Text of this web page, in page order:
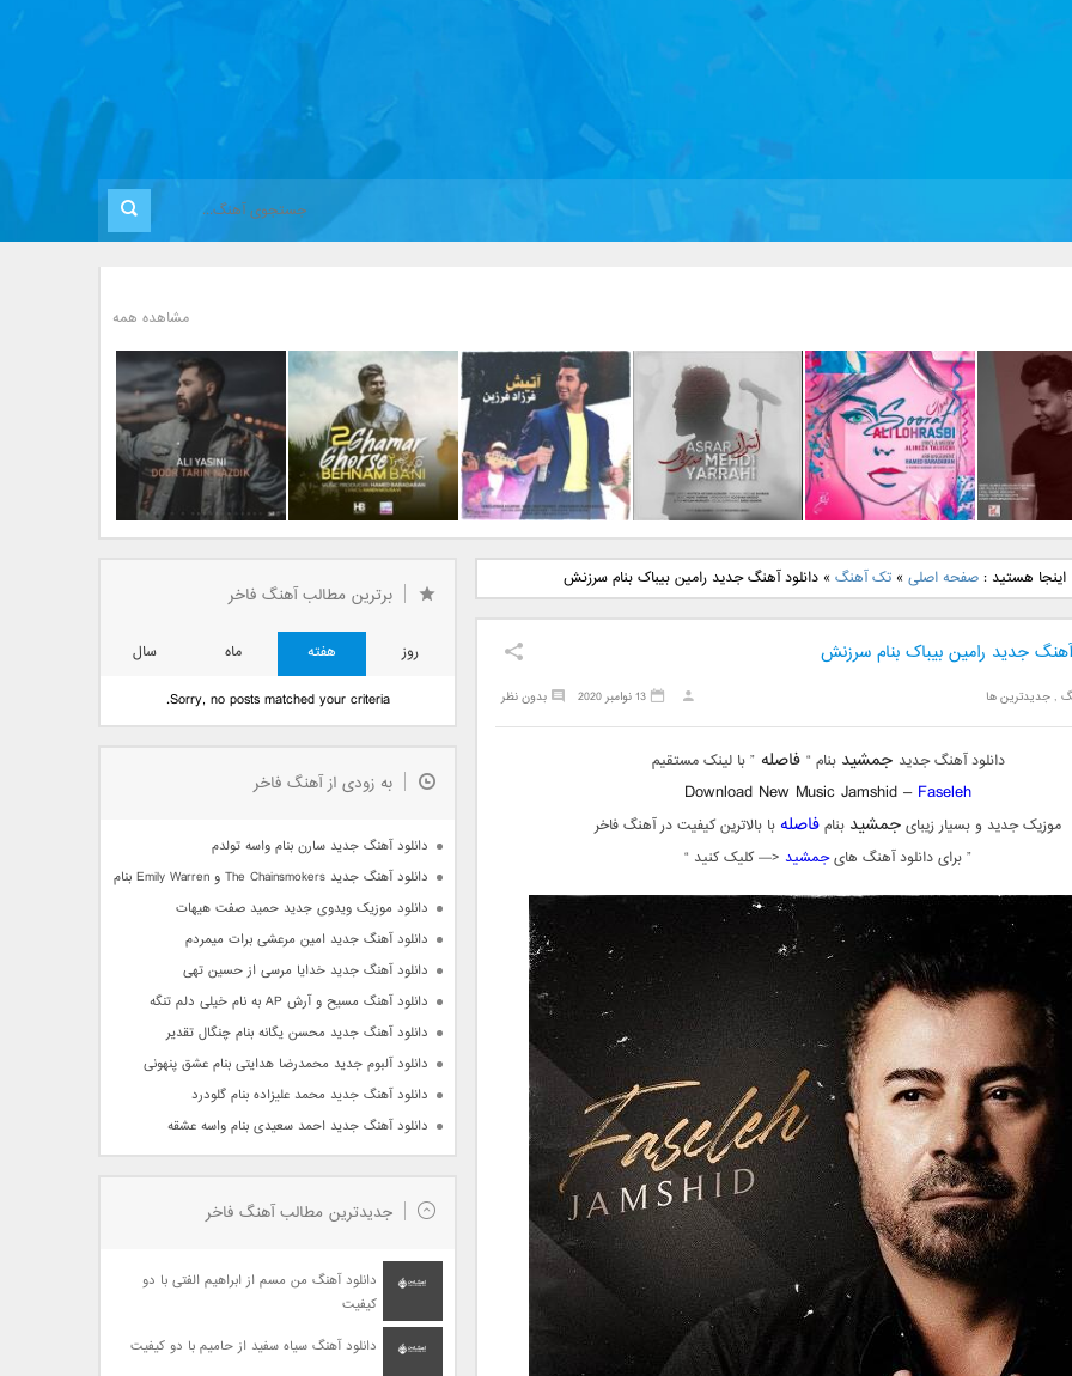
مشاهده همه
جدید رضا
بنام نگار
دانلود آهنگ جدید علی
لهراسبی بنام صورت
دانلود آهنگ جدید مهدی
یراحی بنام اسرار
دانلود آهنگ جدید فرزاد
فرزین بنام آتیش
بانی بنام قرص قمر 2
یاسینی بنام دورترین نزدیک
اینجا هستید :صفحه اصلی »تک آهنگ »دانلود آهنگ جدید رامین بیباک بنام سرزنش
آهنگ جدید رامین بیباک بنام سرزنش
,جدیدترین ها بدون نظر 13 نوامبر 2020
دانلود آهنگ جدید جمشید بنام “ فاصله” با لینک مستقیم
Download New Music Jamshid – Faseleh
موزیک جدید و بسیار زیبایجمشید بنامفاصلهبا بالاترین کیفیت در آهنگ فاخر
” برای دانلود آهنگ هایجمشید <— کلیک کنید “
برترین مطالب آهنگ فاخر
روز هفته ماه
سال
Sorry, no posts matched your criteria.
به زودی از آهنگ فاخر
دانلود آهنگ جدید سارن بنام واسه تولدم
دانلود آهنگ جدید The Chainsmokers و Emily Warren بنام Side Effects
دانلود موزیک ویدوی جدید حمید صفت هیهات
دانلود آهنگ جدید امین مرعشی برات میمردم
دانلود آهنگ جدید خدایا مرسی از حسین تهی
دانلود آهنگ مسیح و آرش AP به نام خیلی دلم تنگه
دانلود آهنگ جدید محسن یگانه بنام چنگال تقدیر
دانلود آلبوم جدید محمدرضا هدایتی بنام عشق پنهونی
دانلود آهنگ جدید محمد علیزاده بنام گلودرد
دانلود آهنگ جدید احمد سعیدی بنام واسه عشقه
جدیدترین مطالب آهنگ فاخر
دانلود آهنگ من مسم از ابراهیم الفتی با دو
کیفیت
دانلود آهنگ سیاه سفید از حامیم با دو کیفیت